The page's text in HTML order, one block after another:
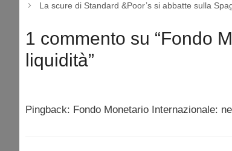
La scure di Standard &Poor’s si abbatte sulla
1 commento su “Fondo
liquidità”
Pingback: Fondo Monetario Internazionale: